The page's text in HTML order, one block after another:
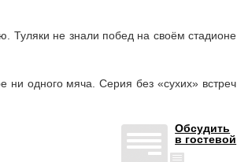
не знали побед на своём стадионе
ни одного мяча. Серия без «сухих» встреч
Обсудить
в гостевой